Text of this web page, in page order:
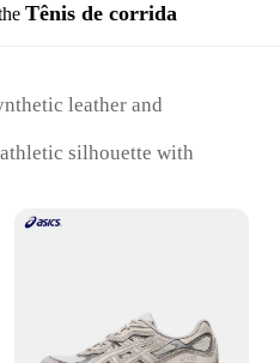
Tênis de corrida
leather and
silhouette with
with a set of
fit
a stylish and